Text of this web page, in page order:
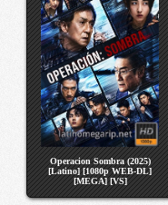
Operacion Sombra (2025)
[Latino] [1080p WEB-DL]
[MEGA] [VS]